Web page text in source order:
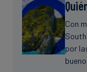
Con
por